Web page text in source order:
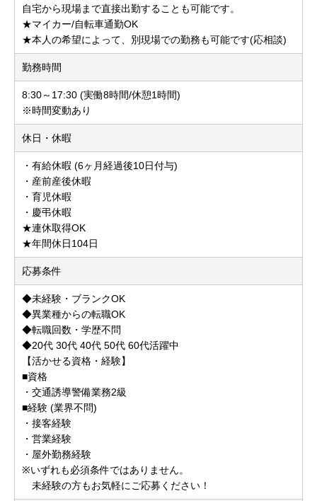
自宅から現場まで直接出勤することも可能です。
★マイカー/自転車通勤OK
★本人の希望によって、別現場での勤務も可能です(応相談)
勤務時間
8:30～17:30 (実働8時間/休憩1時間)
※時間変動あり
休日・休暇
・有給休暇 (6ヶ月経過後10日付与)
・産前産後休暇
・育児休暇
・慶弔休暇
★連休取得OK
★年間休日104日
応募条件
◆未経験・ブランクOK
◆異業種からの転職OK
◆転職回数・学歴不問
◆20代 30代 40代 50代 60代活躍中
【活かせる資格・経験】
■資格
・交通誘導警備業務2級
■経験 (業界不問)
・接客経験
・営業経験
・屋外勤務経験
※いずれも必須条件ではありません。
未経験の方もお気軽にご応募ください！